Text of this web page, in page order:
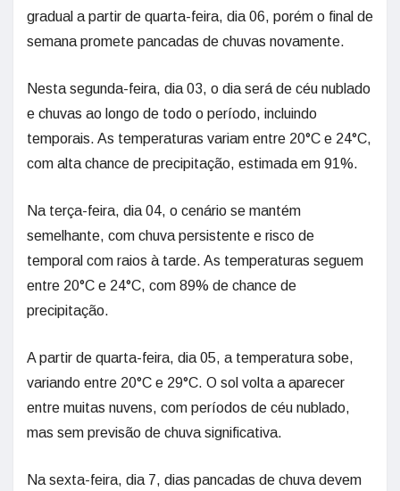
gradual a partir de quarta-feira, dia 06, porém o final de
semana promete pancadas de chuvas novamente.
Nesta segunda-feira, dia 03, o dia será de céu nublado
e chuvas ao longo de todo o período, incluindo
temporais. As temperaturas variam entre 20°C e 24°C,
com alta chance de precipitação, estimada em 91%.
Na terça-feira, dia 04, o cenário se mantém
semelhante, com chuva persistente e risco de
temporal com raios à tarde. As temperaturas seguem
entre 20°C e 24°C, com 89% de chance de
precipitação.
A partir de quarta-feira, dia 05, a temperatura sobe,
variando entre 20°C e 29°C. O sol volta a aparecer
entre muitas nuvens, com períodos de céu nublado,
mas sem previsão de chuva significativa.
Na sexta-feira, dia 7, dias pancadas de chuva devem